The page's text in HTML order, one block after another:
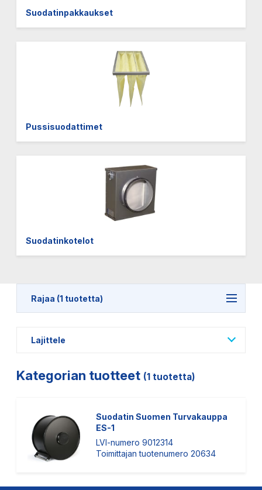
Suodatinpakkaukset
Pussisuodattimet
Suodatinkotelot
Rajaa (1 tuotetta)
Lajittele
Kategorian tuotteet (1 tuotetta)
Suodatin Suomen Turvakauppa
ES-1
LVI-numero 9012314
Toimittajan tuotenumero 20634